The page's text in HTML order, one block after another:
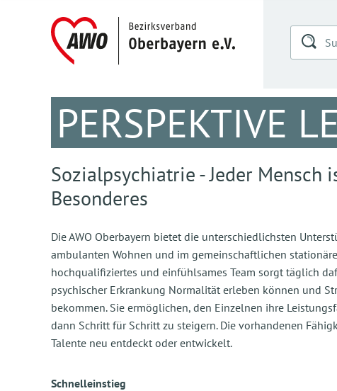
PERSPEKTIVE
Sozialpsychiatrie - Jeder Mensch
Besonderes
Die AWO Oberbayern bietet die unterschiedlichsten
ambulanten Wohnen und im gemeinschaftlichen
hochqualifiziertes und einfühlsames Team sorgt täglich
psychischer Erkrankung Normalität erleben können und
bekommen. Sie ermöglichen, den Einzelnen ihre
dann Schritt für Schritt zu steigern. Die vorhandenen
Talente neu entdeckt oder entwickelt.
Schnelleinstieg